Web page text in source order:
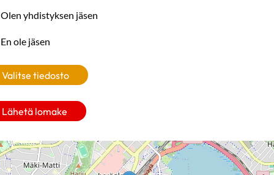
Olen yhdistyksen jäsen
En ole jäsen
Valitse tiedosto
Lähetä lomake